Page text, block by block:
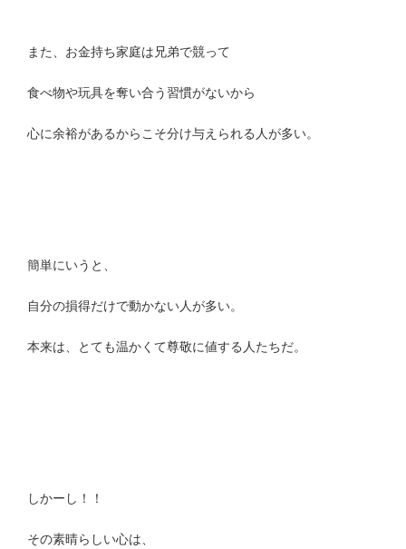
また、お金持ち家庭は兄弟で競って
食べ物や玩具を奪い合う習慣がないから
心に余裕があるからこそ分け与えられる人が多い。
簡単にいうと、
自分の損得だけで動かない人が多い。
本来は、とても温かくて尊敬に値する人たちだ。
しかーし！！
その素晴らしい心は、